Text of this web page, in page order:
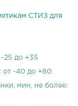
СТИЗ для
-25 до +35
: от -40 до +80
мин, не более: